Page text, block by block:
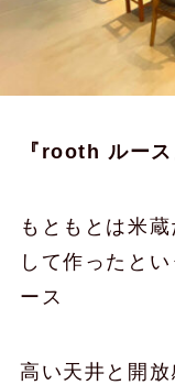
『rooth ルース
もともとは米
して作ったと
ース
高い天井と開